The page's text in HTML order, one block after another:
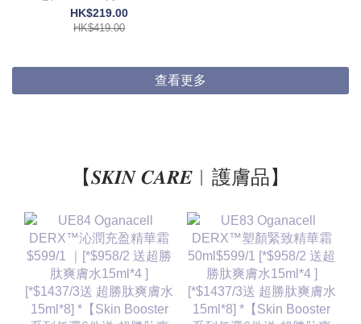
HK$219.00
HK$419.00
查看更多
【𝑺𝑲𝑰𝑵 𝑪𝑨𝑹𝑬︱護膚品】